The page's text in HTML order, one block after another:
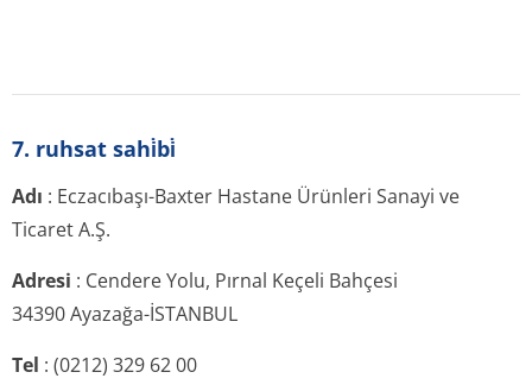
İlaç ATC ağacına dahil edildi:
B KAN VE KAN YAPICI ORGAN İLAÇLAR
B05 KAN İKAMELERİ VE PERFÜZYON ÇÖZÜMLERİ